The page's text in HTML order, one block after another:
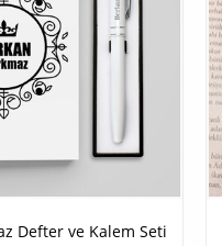
Defter ve Kalem Seti